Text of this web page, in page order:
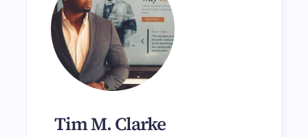
Tim M. Clarke